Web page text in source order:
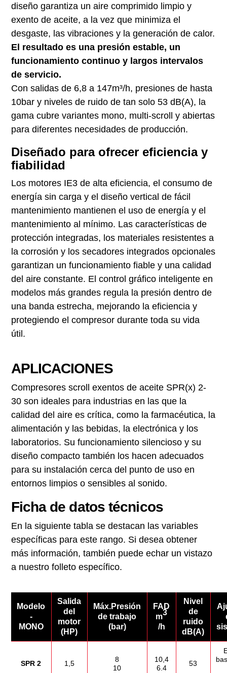
diseño garantiza un aire comprimido limpio y
exento de aceite, a la vez que minimiza el
desgaste, las vibraciones y la generación de calor.
El resultado es una presión estable, un
funcionamiento continuo y largos intervalos
de servicio.
Con salidas de 6,8 a 147m³/h, presiones de hasta
10bar y niveles de ruido de tan solo 53 dB(A), la
gama cubre variantes mono, multi-scroll y abiertas
para diferentes necesidades de producción.
Diseñado para ofrecer eficiencia y
fiabilidad
Los motores IE3 de alta eficiencia, el consumo de
energía sin carga y el diseño vertical de fácil
mantenimiento mantienen el uso de energía y el
mantenimiento al mínimo. Las características de
protección integradas, los materiales resistentes a
la corrosión y los secadores integrados opcionales
garantizan un funcionamiento fiable y una calidad
del aire constante. El control gráfico inteligente en
modelos más grandes regula la presión dentro de
una banda estrecha, mejorando la eficiencia y
protegiendo el compresor durante toda su vida
útil.
APLICACIONES
Compresores scroll exentos de aceite SPR(x) 2-
30 son ideales para industrias en las que la
calidad del aire es crítica, como la farmacéutica, la
alimentación y las bebidas, la electrónica y los
laboratorios. Su funcionamiento silencioso y su
diseño compacto también los hacen adecuados
para su instalación cerca del punto de uso en
entornos limpios o sensibles al sonido.
Ficha de datos técnicos
En la siguiente tabla se destacan las variables
específicas para este rango. Si desea obtener
más información, también puede echar un vistazo
a nuestro folleto específico.
Modelo
-
MONO
Salida
del
motor
(HP)
Máx.Presión
de trabajo
(bar)
FAD
m3
/h
Nivel
de
ruido
dB(A)
SPR 2 1,5
8
10
10,4
6.4
53